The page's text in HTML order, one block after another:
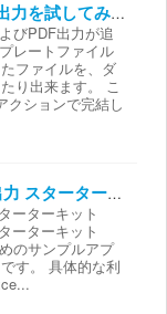
カスタマインでExcel出力 / PDF出力を試してみよう
びPDF出力が追
レートファイル
ファイルを、ダ
り出来ます。 こ
クションで完結し
gusuku Customine Excel/PDF出力 スターターキット
ーターキット
ーターキット
のサンプルアプ
す。 具体的な利